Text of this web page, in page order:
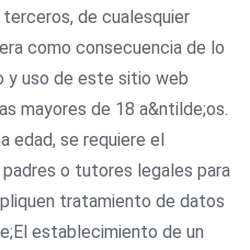
terceros, de cualesquier
como consecuencia de lo
y uso de este sitio web
mayores de 18 a&ntilde;os.
edad, se requiere el
o tutores legales para
tratamiento de datos
establecimiento de un